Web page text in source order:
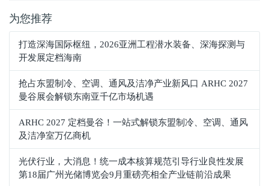
为您推荐
打造深海国际枢纽，2026亚洲工程潜水装备、深海探测与
开发展定档海南
抢占东盟制冷、空调、通风及洁净产业新风口 ARHC 2027
曼谷展会解锁东南亚千亿市场机遇
ARHC 2027 定档曼谷！一站式解锁东盟制冷、空调、通风
及洁净室万亿商机
光伏行业，大消息！统一成本核算规范引导行业良性发展
第18届广州光储博览会9月重磅亮相全产业链前沿成果